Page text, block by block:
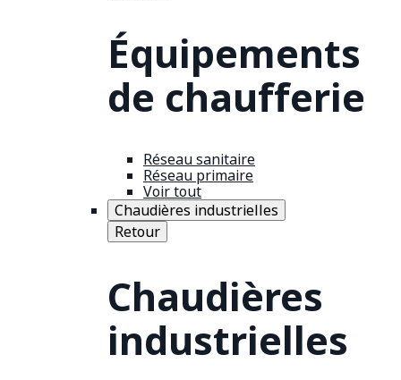
Équipements
de chaufferie
Réseau sanitaire
Réseau primaire
Voir tout
Chaudières industrielles
Retour
Chaudières
industrielles